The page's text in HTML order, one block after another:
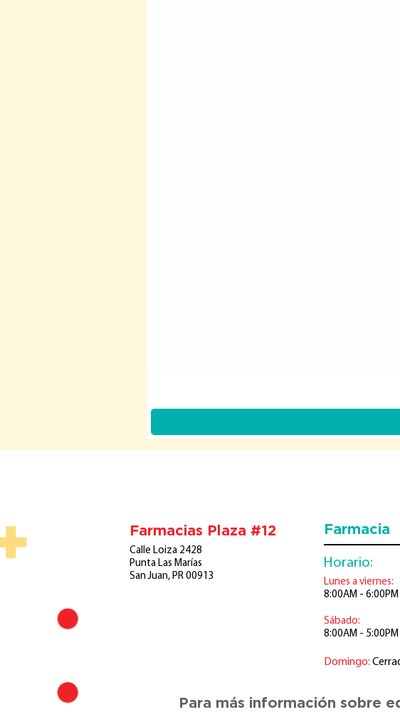
Farmacias Plaza #12
Calle Loiza 2428
Punta Las Marías
San Juan, PR 00913
Farmacia
Horario:
Lunes a viernes:
8:00AM - 6:00PM
Sábado:
8:00AM - 5:00PM
Domingo:
Para más información sobre